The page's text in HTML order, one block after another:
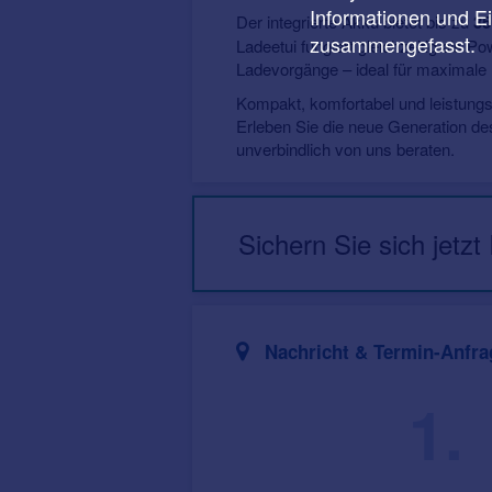
Der integrierte Akku bietet bis zu
Ladeetui fungiert gleichzeitig als
Ladevorgänge – ideal für
Kompakt, komfortabel und
Erleben Sie die neue Generation
unverbindlich von uns beraten.
Sichern Sie sich
Nachricht & Termin-
Informationen und
zusammengefasst.